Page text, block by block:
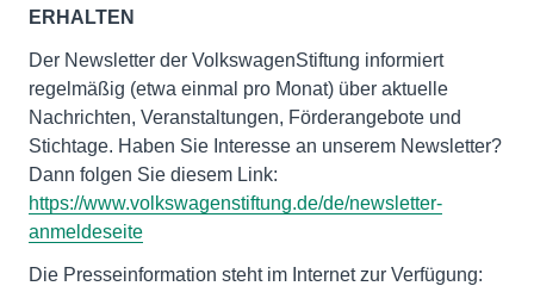
ERHALTEN
Der Newsletter der VolkswagenStiftung informiert
regelmäßig (etwa einmal pro Monat) über aktuelle
Nachrichten, Veranstaltungen, Förderangebote und
Stichtage. Haben Sie Interesse an unserem Newsletter?
Dann folgen Sie diesem Link:
https://www.volkswagenstiftung.de/de/newsletter-
anmeldeseite
Die Presseinformation steht im Internet zur Verfügung: